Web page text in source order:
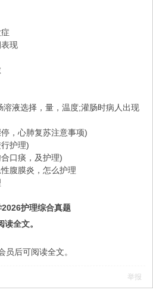
现
液选择，量，温度;灌肠时病人出现
，心肺复苏注意事项)
护理)
口痰，及护理)
腹膜炎，怎么护理
护理综合真题
全文。
员后可阅读全文。
举报